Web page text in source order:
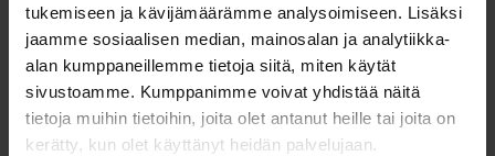
tukemiseen ja kävijämäärämme analysoimiseen. Lisäksi
jaamme sosiaalisen median, mainosalan ja analytiikka-
alan kumppaneillemme tietoja siitä, miten käytät
sivustoamme. Kumppanimme voivat yhdistää näitä
tietoja muihin tietoihin, joita olet antanut heille tai joita on
kerätty, kun olet käyttänyt heidän palvelujaan.